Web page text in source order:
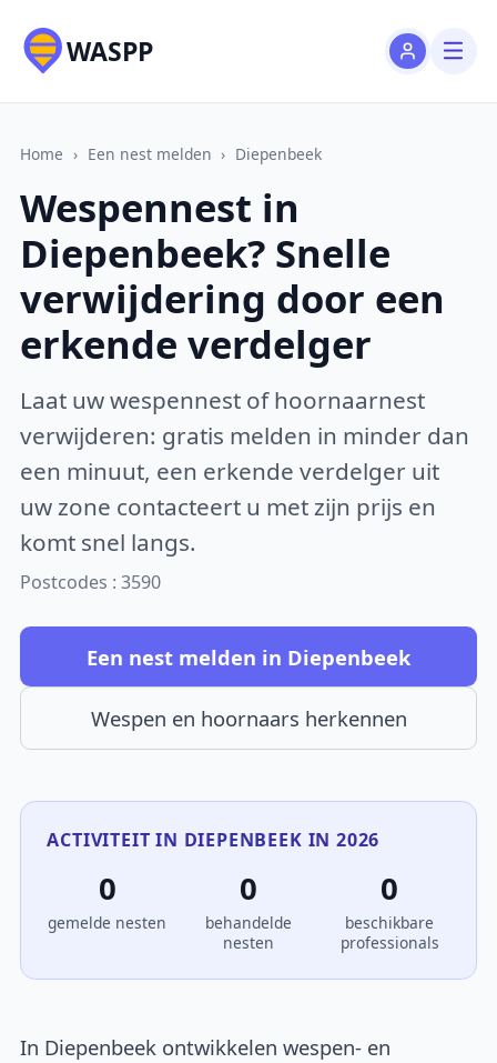
WASPP
Home › Een nest melden › Diepenbeek
Wespennest in
Diepenbeek? Snelle
verwijdering door een
erkende verdelger
Laat uw wespennest of hoornaarnest
verwijderen: gratis melden in minder dan
een minuut, een erkende verdelger uit
uw zone contacteert u met zijn prijs en
komt snel langs.
Postcodes : 3590
Een nest melden in Diepenbeek
Wespen en hoornaars herkennen
ACTIVITEIT IN DIEPENBEEK IN 2026
0
gemelde nesten
0
behandelde
nesten
0
beschikbare
professionals
In Diepenbeek ontwikkelen wespen- en